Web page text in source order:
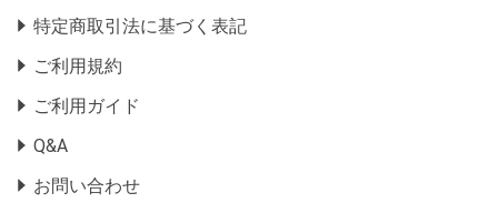
特定商取引法に基づく表記
ご利用規約
ご利用ガイド
Q&A
お問い合わせ